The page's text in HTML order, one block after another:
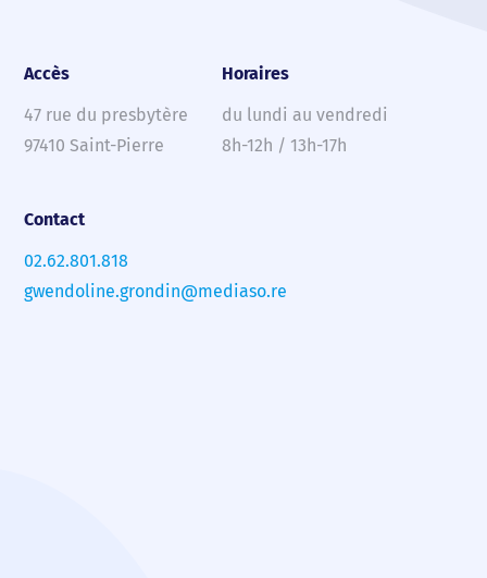
Accès
47 rue du presbytère
97410 Saint-Pierre
Horaires
du lundi au vendredi
8h-12h / 13h-17h
Contact
02.62.801.818
gwendoline.grondin@mediaso.re